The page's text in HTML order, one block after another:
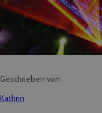
Geschrieben von
Kathrin